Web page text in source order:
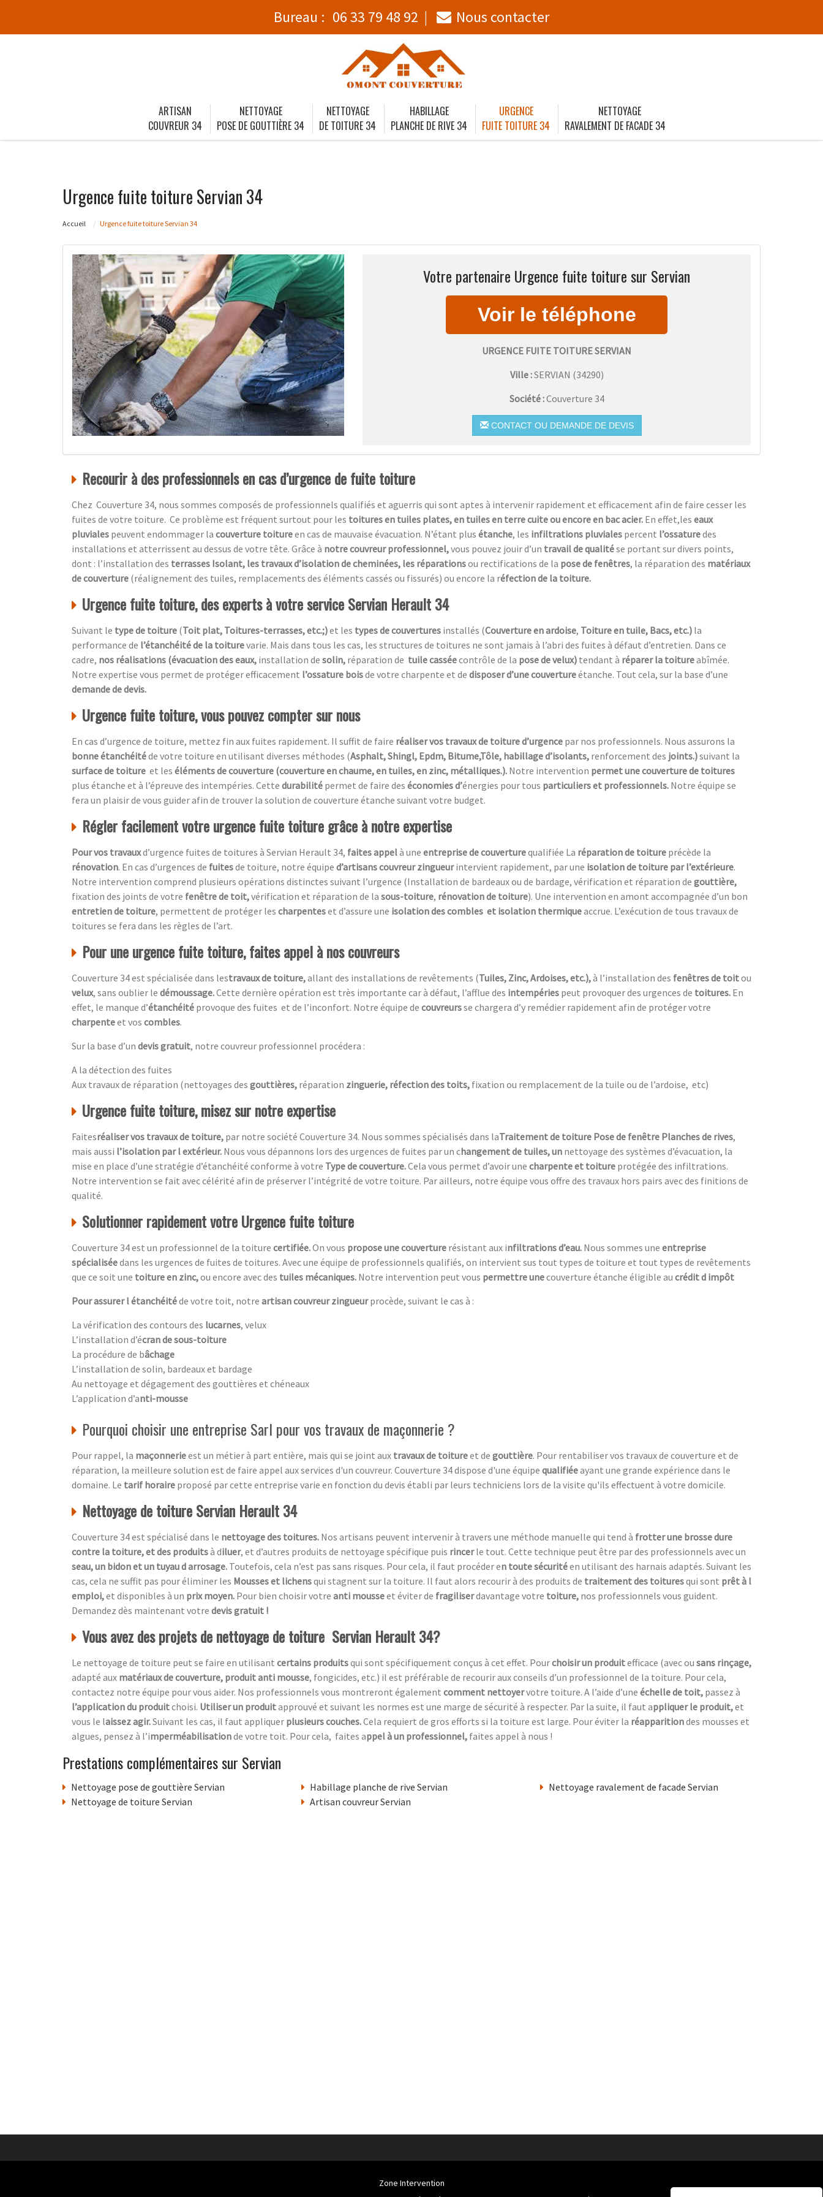
Bureau : 06 33 79 48 92 Nous contacter
ARTISAN
COUVREUR 34
NETTOYAGE
POSE DE GOUTTIÈRE 34
NETTOYAGE
DE TOITURE 34
HABILLAGE
PLANCHE DE RIVE 34
URGENCE
FUITE TOITURE 34
NETTOYAGE
RAVALEMENT DE FACADE 34
Urgence fuite toiture Servian 34
Accueil Urgence fuite toiture Servian 34
Votre partenaire Urgence fuite toiture sur Servian
URGENCE FUITE TOITURE SERVIAN
Ville :SERVIAN (34290)
Société :Couverture 34
CONTACT OU DEMANDE DE DEVIS
Recourir à des professionnels en cas d’urgence de fuite toiture
Chez Couverture 34, nous sommes composés de professionnels qualifiés et aguerris qui sont aptes à intervenir rapidement et efficacement afin de faire cesser les
fuites de votre toiture. Ce problème est fréquent surtout pour les toitures en tuiles plates, en tuiles en terre cuite ou encore en bac acier. En effet,les eaux
pluviales peuvent endommager la couverture toitureen cas de mauvaise évacuation. N’étant plus étanche, les infiltrations pluviales percent l’ossaturedes
installations et atterrissent au dessus de votre tête. Grâce à notre couvreur professionnel,vous pouvez jouir d’un travail de qualitése portant sur divers points,
dont : l’installation des terrasses Isolant, les travaux d’isolation de cheminées, les réparationsou rectifications de la pose de fenêtres, la réparation des matériaux
de couverture (réalignement des tuiles, remplacements des éléments cassés ou fissurés) ou encore la réfection de la toiture.
Urgence fuite toiture, des experts à votre service Servian Herault 34
Suivant le type de toiture (Toit plat, Toitures-terrasses, etc.;)et les types de couvertures installés (Couverture en ardoise, Toiture en tuile, Bacs, etc.) la
performance de l’étanchéité de la toiturevarie. Mais dans tous les cas, les structures de toitures ne sont jamais à l’abri des fuites à défaut d’entretien. Dans ce
cadre, nos réalisations (évacuation des eaux, installation de solin, réparation de tuile casséecontrôle de la pose de velux) tendant à réparer la toitureabîmée.
Notre expertise vous permet de protéger efficacement l’ossature boisde votre charpente et de disposer d’une couvertureétanche. Tout cela, sur la base d’une
demande de devis.
Urgence fuite toiture, vous pouvez compter sur nous
En cas d’urgence de toiture, mettez fin aux fuites rapidement. Il suffit de faire réaliser vos travaux de toiture d’urgence par nos professionnels. Nous assurons la
bonne étanchéitéde votre toiture en utilisant diverses méthodes (Asphalt, Shingl, Epdm, Bitume,Tôle, habillage d’isolants, renforcement des joints.)suivant la
surface de toiture et les éléments de couverture (couverture en chaume, en tuiles, en zinc, métalliques.). Notre intervention permet une couverture de toitures
plus étanche et à l’épreuve des intempéries. Cette durabilité permet de faire des économies d’énergies pour tous particuliers et professionnels. Notre équipe se
fera un plaisir de vous guider afin de trouver la solution de couverture étanche suivant votre budget.
Régler facilement votre urgence fuite toiture grâce à notre expertise
Pour vos travauxd’urgence fuites de toitures à Servian Herault 34, faites appelà une entreprise de couverturequalifiée La réparation de toiture précède la
rénovation. En cas d’urgences de fuitesde toiture, notre équipe d’artisans couvreur zingueurintervient rapidement, par une isolation de toiture par l’extérieure.
Notre intervention comprend plusieurs opérations distinctes suivant l’urgence (Installation de bardeaux ou de bardage, vérification et réparation de gouttière,
fixation des joints de votre fenêtre de toit,vérification et réparation de la sous-toiture, rénovation de toiture). Une intervention en amont accompagnée d’un bon
entretien de toiture, permettent de protéger les charpenteset d’assure une isolation des combles et isolation thermiqueaccrue. L’exécution de tous travaux de
toitures se fera dans les règles de l’art.
Pour une urgence fuite toiture, faites appel à nos couvreurs
Couverture 34 est spécialisée dans lestravaux de toiture,allant des installations de revêtements (Tuiles, Zinc, Ardoises, etc.),à l’installation des fenêtres de toitou
velux, sans oublier le démoussage.Cette dernière opération est très importante car à défaut, l’afflue des intempéries peut provoquer des urgences de toitures. En
effet, le manque d’étanchéité provoque des fuites et de l’inconfort. Notre équipe de couvreursse chargera d’y remédier rapidement afin de protéger votre
charpenteet vos combles.
Sur la base d’un devis gratuit, notre couvreur professionnel procédera :
A la détection des fuites
Aux travaux de réparation (nettoyages des gouttières, réparation zinguerie, réfection des toits, fixation ou remplacement de la tuile ou de l’ardoise, etc)
Urgence fuite toiture, misez sur notre expertise
Faitesréaliser vos travaux de toiture, par notre société Couverture 34. Nous sommes spécialisés dans laTraitement de toiture Pose de fenêtre Planches de rives,
mais aussi l’isolation par l extérieur. Nous vous dépannons lors des urgences de fuites par un changement de tuiles, un nettoyage des systèmes d’évacuation, la
mise en place d’une stratégie d’étanchéité conforme à votre Type de couverture.Cela vous permet d’avoir une charpente et toiture protégée des infiltrations.
Notre intervention se fait avec célérité afin de préserver l’intégrité de votre toiture. Par ailleurs, notre équipe vous offre des travaux hors pairs avec des finitions de
qualité.
Solutionner rapidement votre Urgence fuite toiture
Couverture 34 est un professionnel de la toiture certifiée.On vous propose une couverture résistant aux infiltrations d’eau. Nous sommes une entreprise
spécialiséedans les urgences de fuites de toitures. Avec une équipe de professionnels qualifiés, on intervient sus tout types de toiture et tout types de revêtements
que ce soit une toiture en zinc,ou encore avec des tuiles mécaniques. Notre intervention peut vous permettre unecouverture étanche éligible au crédit d impôt
Pour assurer l étanchéitéde votre toit, notre artisan couvreur zingueurprocède, suivant le cas à :
La vérification des contours des lucarnes, velux
L’installation d’écran de sous-toiture
La procédure de bâchage
L’installation de solin, bardeaux et bardage
Au nettoyage et dégagement des gouttières et chéneaux
L’application d’anti-mousse
Pourquoi choisir une entreprise Sarl pour vos travaux de maçonnerie ?
Pour rappel, la maçonnerieest un métier à part entière, mais qui se joint aux travaux de toitureet de gouttière. Pour rentabiliser vos travaux de couverture et de
réparation, la meilleure solution est de faire appel aux services d'un couvreur. Couverture 34 dispose d'une équipe qualifiéeayant une grande expérience dans le
domaine. Le tarif horaire proposé par cette entreprise varie en fonction du devis établi par leurs techniciens lors de la visite qu'ils effectuent à votre domicile.
Nettoyage de toiture Servian Herault 34
Couverture 34 est spécialisé dans le nettoyage des toitures. Nos artisans peuvent intervenir à travers une méthode manuelle qui tend à frotter une brosse dure
contre la toiture, et des produitsà diluer, et d’autres produits de nettoyage spécifique puis rincerle tout. Cette technique peut être par des professionnels avec un
seau, un bidon et un tuyau d arrosage. Toutefois, cela n’est pas sans risques. Pour cela, il faut procéder en toute sécuritéen utilisant des harnais adaptés. Suivant les
cas, cela ne suffit pas pour éliminer les Mousses et lichensqui stagnent sur la toiture. Il faut alors recourir à des produits de traitement des toituresqui sont prêt à l
emploi,et disponibles à un prix moyen. Pour bien choisir votre anti mousseet éviter de fragiliserdavantage votre toiture, nos professionnels vous guident.
Demandez dès maintenant votre devis gratuit !
Vous avez des projets de nettoyage de toiture Servian Herault 34?
Le nettoyage de toiture peut se faire en utilisant certains produitsqui sont spécifiquement conçus à cet effet. Pourchoisir un produitefficace (avec ou sans rinçage,
adapté aux matériaux de couverture, produit anti mousse, fongicides, etc.) il est préférable de recourir aux conseils d’un professionnel de la toiture. Pour cela,
contactez notre équipe pour vous aider. Nos professionnels vous montreront également comment nettoyervotre toiture. A l’aide d’une échelle de toit, passez à
l’application du produitchoisi. Utiliser un produitapprouvé et suivant les normes est une marge de sécurité à respecter. Par la suite, il faut appliquer le produit,et
vous le laissez agir.Suivant les cas, il faut appliquer plusieurs couches.Cela requiert de gros efforts si la toiture est large. Pour éviter la réapparitiondes mousses et
algues, pensez à l’imperméabilisationde votre toit. Pour cela, faites appel à un professionnel, faites appel à nous !
Prestations complémentaires sur Servian
Nettoyage pose de gouttière Servian
Nettoyage de toiture Servian
Habillage planche de rive Servian
Artisan couvreur Servian
Nettoyage ravalement de facade Servian
Zone Intervention